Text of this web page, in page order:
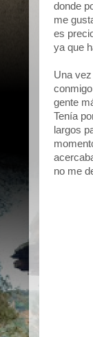
donde
me
es
ya que
Una
gente
Tenía
largos
no me